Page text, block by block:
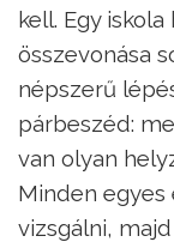
kell. Egy
összevonása
népszerű
párbeszéd:
van olyan
Minden
vizsgálni,